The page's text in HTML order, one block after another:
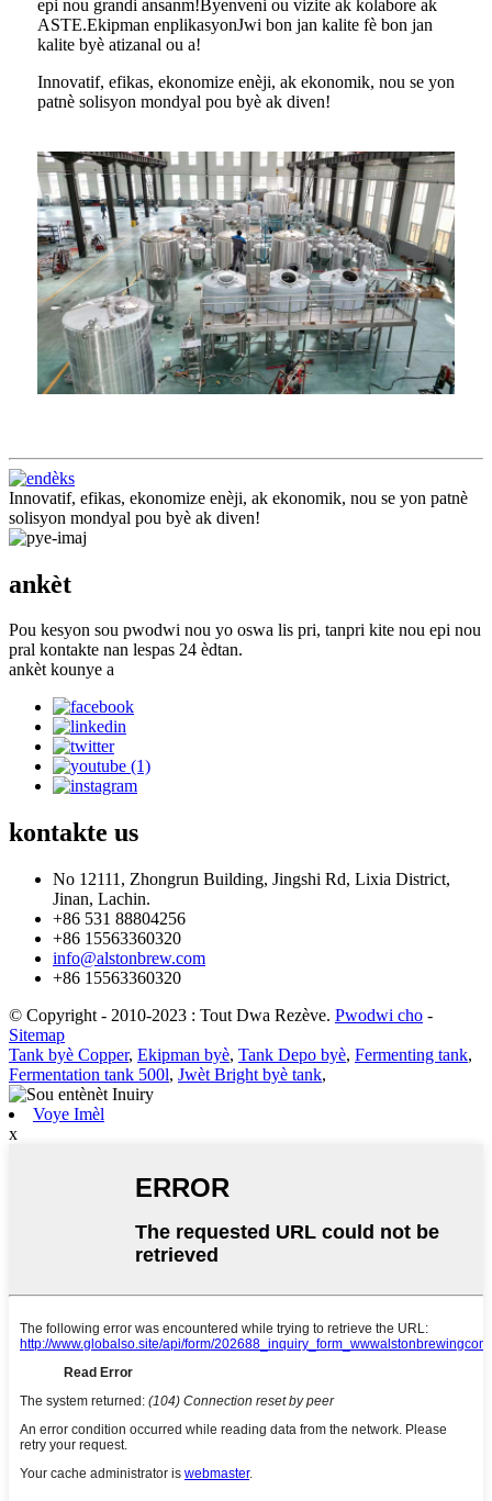
epi nou grandi ansanm!Byenveni ou vizite ak kolabore ak
ASTE.Ekipman enplikasyonJwi bon jan kalite fè bon jan
kalite byè atizanal ou a!
Innovatif, efikas, ekonomize enèji, ak ekonomik, nou se yon
patnè solisyon mondyal pou byè ak diven!
Innovatif, efikas, ekonomize enèji, ak ekonomik, nou se yon patnè
solisyon mondyal pou byè ak diven!
ankèt
Pou kesyon sou pwodwi nou yo oswa lis pri, tanpri kite nou epi nou
pral kontakte nan lespas 24 èdtan.
ankèt kounye a
kontakte us
No 12111, Zhongrun Building, Jingshi Rd, Lixia District,
Jinan, Lachin.
+86 531 88804256
+86 15563360320
info@alstonbrew.com
+86 15563360320
© Copyright - 2010-2023 : Tout Dwa Rezève. Pwodwi cho -
Sitemap
Tank byè Copper, Ekipman byè, Tank Depo byè, Fermenting tank,
Fermentation tank 500l, Jwèt Bright byè tank,
Voye Imèl
x